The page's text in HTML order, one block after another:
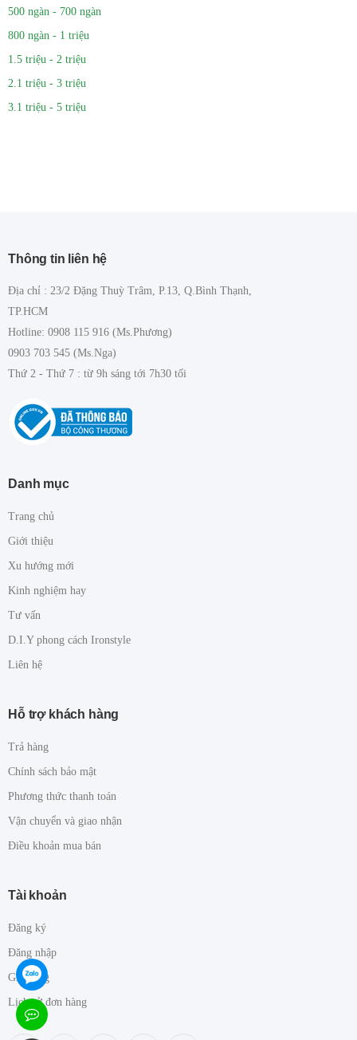
500 ngàn - 700 ngàn
800 ngàn - 1 triệu
1.5 triệu - 2 triệu
2.1 triệu - 3 triệu
3.1 triệu - 5 triệu
Thông tin liên hệ
Địa chỉ : 23/2 Đặng Thuỳ Trâm, P.13, Q.Bình Thạnh,
TP.HCM
Hotline: 0908 115 916 (Ms.Phương)
0903 703 545 (Ms.Nga)
Thứ 2 - Thứ 7 : từ 9h sáng tới 7h30 tối
Danh mục
Trang chủ
Giới thiệu
Xu hướng mới
Kinh nghiệm hay
Tư vấn
D.I.Y phong cách Ironstyle
Liên hệ
Hỗ trợ khách hàng
Trả hàng
Chính sách bảo mật
Phương thức thanh toán
Vận chuyển và giao nhận
Điều khoản mua bán
Tài khoản
Đăng ký
Đăng nhập
Giỏ hàng
Lịch sử đơn hàng